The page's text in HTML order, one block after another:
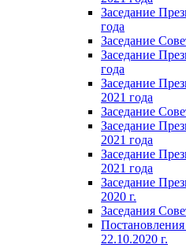
Заседание
года
Заседание
Заседание
года
Заседание
2021 года
Заседание
Заседание
2021 года
Заседание
2021 года
Заседание
2020 г.
Заседания
22.10.2020 г.